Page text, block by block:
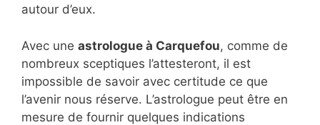
autour d’eux.
Avec une astrologue à Carquefou, comme de
nombreux sceptiques l’attesteront, il est
impossible de savoir avec certitude ce que
l’avenir nous réserve. L’astrologue peut être en
mesure de fournir quelques indications